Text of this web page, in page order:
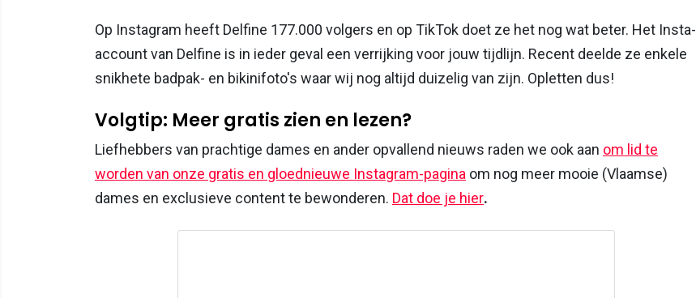
Op Instagram heeft Delfine 177.000 volgers en op TikTok doet ze het nog wat beter. Het Insta-
account van Delfine is in ieder geval een verrijking voor jouw tijdlijn. Recent deelde ze enkele
snikhete badpak- en bikinifoto's waar wij nog altijd duizelig van zijn. Opletten dus!
Volgtip: Meer gratis zien en lezen?
Liefhebbers van prachtige dames en ander opvallend nieuws raden we ook aan om lid te
worden van onze gratis en gloednieuwe Instagram-pagina om nog meer mooie (Vlaamse)
dames en exclusieve content te bewonderen. Dat doe je hier.